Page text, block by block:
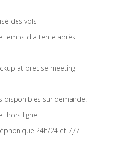
des vols
temps d'attente après
at precise meeting
disponibles sur demande.
hors ligne
24h/24 et 7j/7